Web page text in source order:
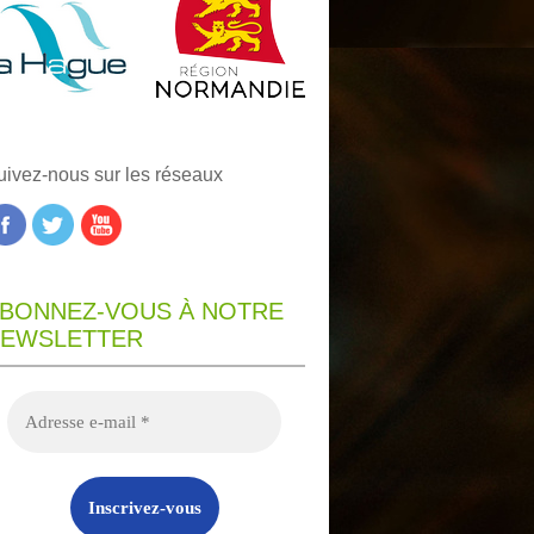
nous sur les réseaux
VOUS À NOTRE